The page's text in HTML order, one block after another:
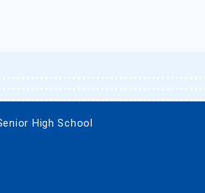
High School